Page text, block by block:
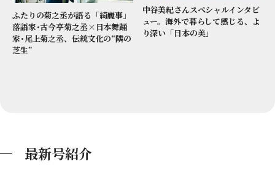
ふたりの菊之丞が語る「綺麗事」
落語家･古今亭菊之丞×日本舞踊
家･尾上菊之丞、伝統文化の“隣の
芝生”
中谷美紀さんスペシャルインタビ
ュー。海外で暮らして感じる、よ
り深い「日本の美」
最新号紹介